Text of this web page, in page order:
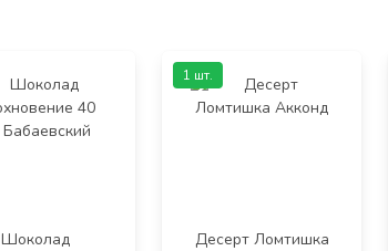
Шоколад
Десерт Ломтишка
1 шт.